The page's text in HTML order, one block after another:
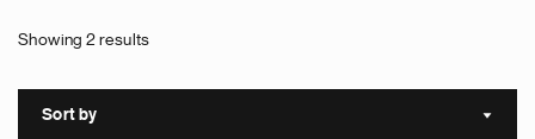
Showing 2 results
Sort by Sort